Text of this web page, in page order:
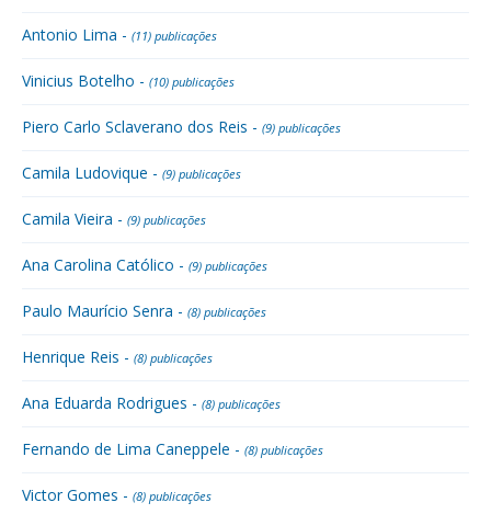
Antonio Lima - (11) publicações
Vinicius Botelho - (10) publicações
Piero Carlo Sclaverano dos Reis - (9) publicações
Camila Ludovique - (9) publicações
Camila Vieira - (9) publicações
Ana Carolina Católico - (9) publicações
Paulo Maurício Senra - (8) publicações
Henrique Reis - (8) publicações
Ana Eduarda Rodrigues - (8) publicações
Fernando de Lima Caneppele - (8) publicações
Victor Gomes - (8) publicações